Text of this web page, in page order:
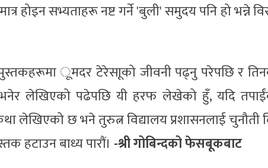
होइन सभ्यताहरू नष्ट गर्ने 'बुली' समुदय पनि हो भन्ने
ूमदर टेरेसाूको जीवनी पढ्नु परेपछि र
भनेर लेखिएको पढेपछि यी हरफ लेखेको हुँ, यदि
लेखिएको छ भने तुरुत्न विद्यालय प्रशासनलाई चुनौती
हटाउन बाध्य पारौं। -श्री गोबिन्दको फेसबूकबाट